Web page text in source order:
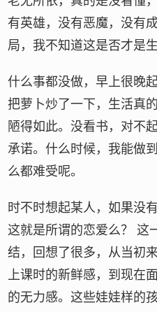
有英雄，没有恶魔，没有
局，我不知道这是否才是
什么事都没做，早上很晚
把萝卜炒了一下，生活真
陋得如此。没看书，对不
承诺。什么时候，我能做
么都难受呢。
时不时想起某人，如果没
这就是所谓的恋爱么？ 这
结，回想了很多，从当初
上课时的新鲜感，到现在
的无力感。这些娃娃样的